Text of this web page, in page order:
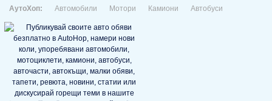
АутоХоп: Автомобили Мотори Камиони Автобуси